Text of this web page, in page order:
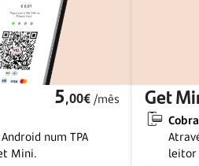
5,00€ /mês
num TPA
Mini.
Get
leitor